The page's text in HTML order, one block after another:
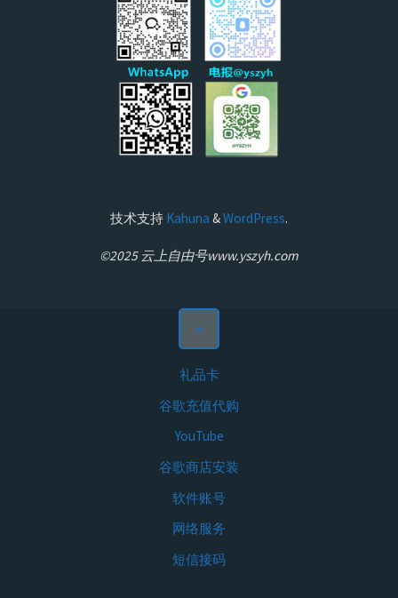
技术支持 Kahuna &WordPress.
©2025 云上自由号www.yszyh.com
礼品卡
谷歌充值代购
YouTube
谷歌商店安装
软件账号
网络服务
短信接码